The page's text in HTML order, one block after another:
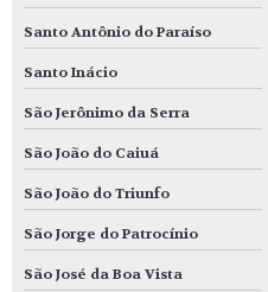
Santo Antônio do Paraíso
Santo Inácio
São Jerônimo da Serra
São João do Caiuá
São João do Triunfo
São Jorge do Patrocínio
São José da Boa Vista